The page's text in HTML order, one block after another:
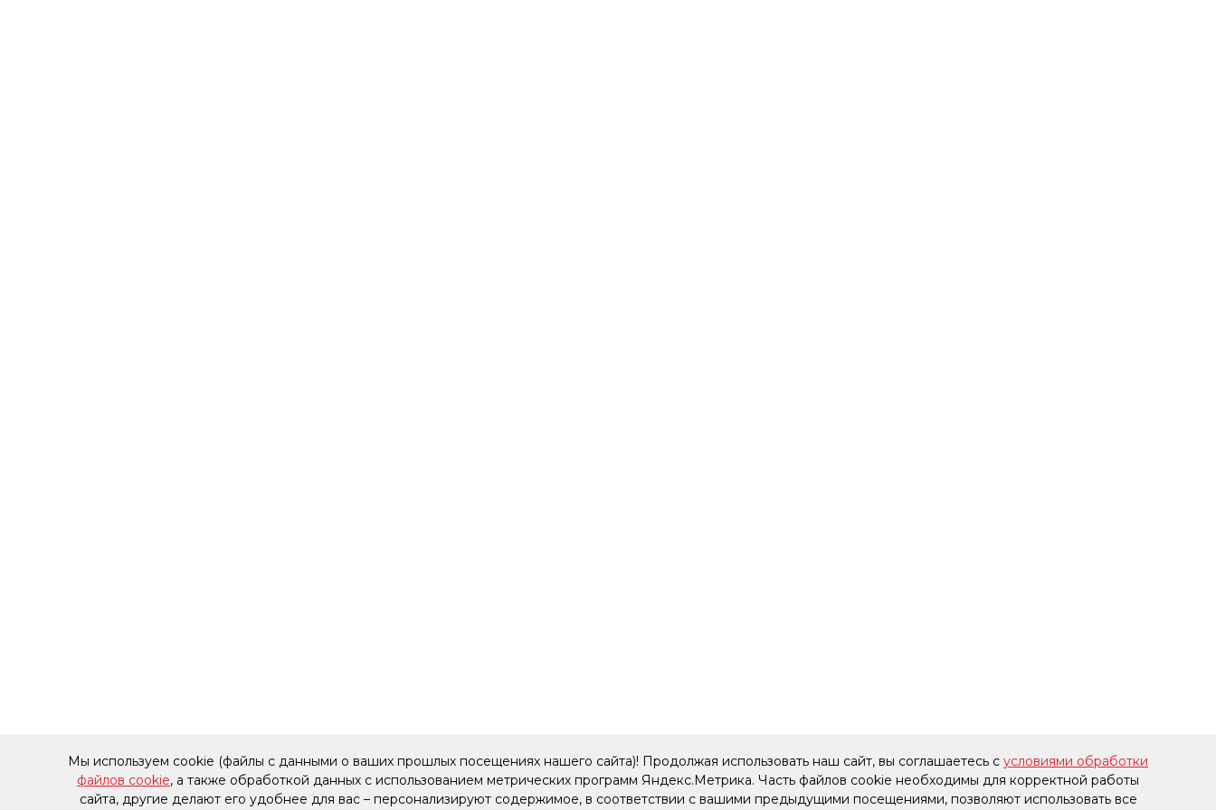
Мы используем cookie (файлы с данными о ваших прошлых посещениях нашего сайта)! Продолжая использовать наш сайт, вы соглашаетесь с условиями обработки
файлов cookie, а также обработкой данных с использованием метрических программ Яндекс.Метрика. Часть файлов cookie необходимы для корректной работы
сайта, другие делают его удобнее для вас – персонализируют содержимое, в соответствии с вашими предыдущими посещениями, позволяют использовать все